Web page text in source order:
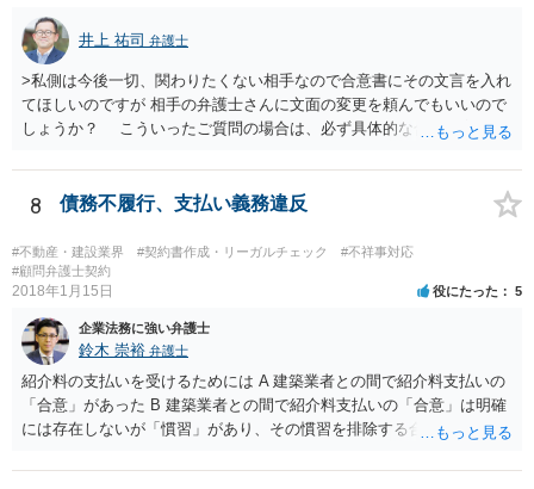
弁護士と相談しながら、対応策を検討する方がよいでしょう。 また、
返還が難しい場合、損害賠償を請求する事はできますでしょうか？ 法
的には可能ですが、立証の問題があります。 協議でも問題にできそう
ですが、調停なども検討できるでしょう。 また、返還請求も損害賠償
請求もせず、「詐欺」として、警察に被害届を出す事は可能でしょう
上がります。 警察に相談されてもよい事案だとは思います。
井上 祐司 弁護士
>私側は今後一切、関わりたくない相手なので合意書にその文言を入れ
てほしいのですが 相手の弁護士さんに文面の変更を頼んでもいいので
しょうか？ こういったご質問の場合は、必ず具体的な合意書案をも
には、ご質問のような懸念を払しょくするために、 「甲及び乙は，本
示談書に記載するもののほか，甲と乙の間には何らの債権債務が存し
ないことを相互に確認する。」 という清算条項を入れることが一般的
です。 以上に加え、「本件については，当事者協議の結果，上記示
談条件のとおり示談が成立したので，今後本件の上記示談内容に関し
てはどんな事情が生じても双方共裁判上又は裁判外においても一切異
議，請求の申立をしないことを誓約する。」という条項を入れること
がありますが、この条項は一つのプレッシャーのようなもので、現実
には今後一切裁判を起こす権利を放棄する、という合意はできません
し、予測できない後発的損害については示談後であっても請求できる
ので、上記の清算条項のみの場合がほとんどです。
8 債務不履行、支払い義務違反
#不動産・建設業界 #契約書作成・リーガルチェック
#不祥事対応
#顧問弁護士契約
2018年1月15日 役にたった 5
企業法務に強い弁護士
鈴木 崇裕 弁護士
紹介料の支払いを受けるためには A 建築業者との間で紹介料支払いの
「合意」があった B 建築業者との間で紹介料支払いの「合意」は明確
には存在しないが「慣習」があり、その慣習を排除する合意がない と
っとも、裁判所は「慣習」を容易には認めませんから、Aの主張に重き